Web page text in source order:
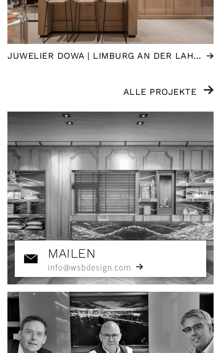
JUWELIER DOWA | LIMBURG AN DER LAHN (DE)
ALLE PROJEKTE
MAILEN
info@wsbdesign.com